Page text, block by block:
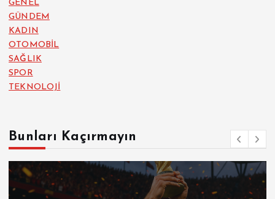
GENEL
GÜNDEM
KADIN
OTOMOBİL
SAĞLIK
SPOR
TEKNOLOJİ
Bunları Kaçırmayın